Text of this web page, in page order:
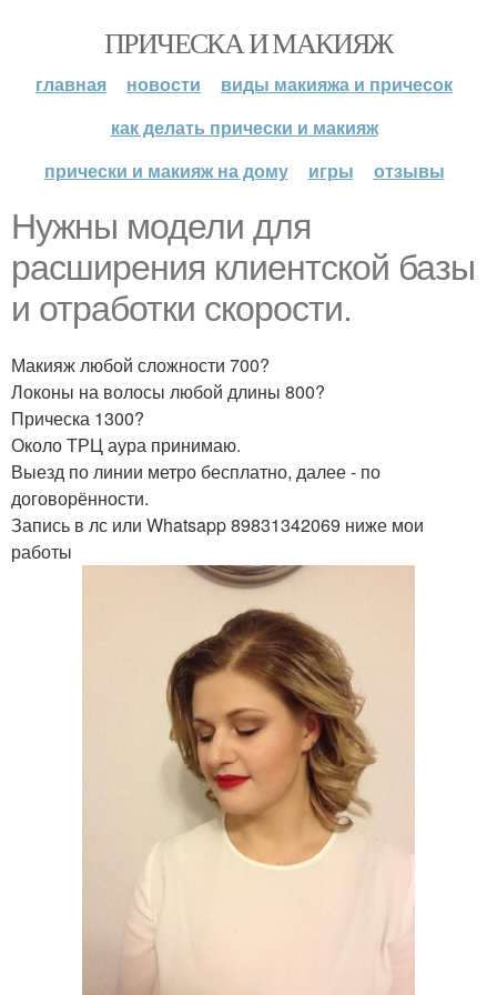
ПРИЧЕСКА И МАКИЯЖ
главная новости
виды макияжа и причесок
как делать прически и макияж
прически и макияж на дому
игры отзывы
Нужны модели для
расширения клиентской базы
и отработки скорости.
Макияж любой сложности 700?
Локоны на волосы любой длины 800?
Прическа 1300?
Около ТРЦ аура принимаю.
Выезд по линии метро бесплатно, далее - по
договорённости.
Запись в лс или Whatsapp 89831342069 ниже мои
работы